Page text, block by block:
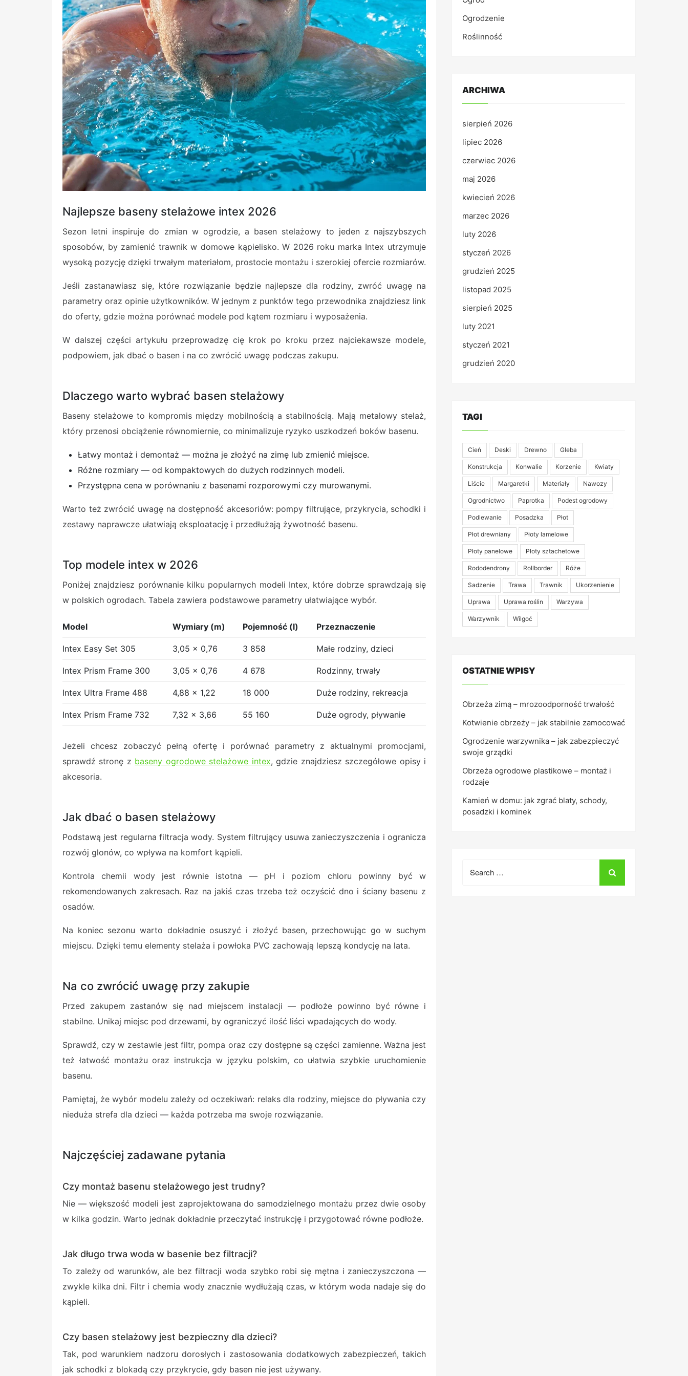
Najlepsze baseny stelażowe intex 2026
Sezon letni inspiruje do zmian w ogrodzie, a basen stelażowy to jeden z najszybszych
sposobów, by zamienić trawnik w domowe kąpielisko. W 2026 roku marka Intex utrzymuje
wysoką pozycję dzięki trwałym materiałom, prostocie montażu i szerokiej ofercie rozmiarów.
Jeśli zastanawiasz się, które rozwiązanie będzie najlepsze dla rodziny, zwróć uwagę na
parametry oraz opinie użytkowników. W jednym z punktów tego przewodnika znajdziesz link
do oferty, gdzie można porównać modele pod kątem rozmiaru i wyposażenia.
W dalszej części artykułu przeprowadzę cię krok po kroku przez najciekawsze modele,
podpowiem, jak dbać o basen i na co zwrócić uwagę podczas zakupu.
Dlaczego warto wybrać basen stelażowy
Baseny stelażowe to kompromis między mobilnością a stabilnością. Mają metalowy stelaż,
który przenosi obciążenie równomiernie, co minimalizuje ryzyko uszkodzeń boków basenu.
Łatwy montaż i demontaż — można je złożyć na zimę lub zmienić miejsce.
Różne rozmiary — od kompaktowych do dużych rodzinnych modeli.
Przystępna cena w porównaniu z basenami rozporowymi czy murowanymi.
Warto też zwrócić uwagę na dostępność akcesoriów: pompy filtrujące, przykrycia, schodki i
zestawy naprawcze ułatwiają eksploatację i przedłużają żywotność basenu.
Top modele intex w 2026
Poniżej znajdziesz porównanie kilku popularnych modeli Intex, które dobrze sprawdzają się
w polskich ogrodach. Tabela zawiera podstawowe parametry ułatwiające wybór.
Model Wymiary (m) Pojemność (l) Przeznaczenie
Intex Easy Set 305 3,05 x 0,76 3 858 Małe rodziny, dzieci
Intex Prism Frame 300 3,05 x 0,76 4 678 Rodzinny, trwały
Intex Ultra Frame 488 4,88 x 1,22 18 000 Duże rodziny, rekreacja
Intex Prism Frame 732 7,32 x 3,66 55 160 Duże ogrody, pływanie
Jeżeli chcesz zobaczyć pełną ofertę i porównać parametry z aktualnymi promocjami,
sprawdź stronę z baseny ogrodowe stelażowe intex, gdzie znajdziesz szczegółowe opisy i
akcesoria.
Jak dbać o basen stelażowy
Podstawą jest regularna filtracja wody. System filtrujący usuwa zanieczyszczenia i ogranicza
rozwój glonów, co wpływa na komfort kąpieli.
Kontrola chemii wody jest równie istotna — pH i poziom chloru powinny być w
rekomendowanych zakresach. Raz na jakiś czas trzeba też oczyścić dno i ściany basenu z
osadów.
Na koniec sezonu warto dokładnie osuszyć i złożyć basen, przechowując go w suchym
miejscu. Dzięki temu elementy stelaża i powłoka PVC zachowają lepszą kondycję na lata.
Na co zwrócić uwagę przy zakupie
Przed zakupem zastanów się nad miejscem instalacji — podłoże powinno być równe i
stabilne. Unikaj miejsc pod drzewami, by ograniczyć ilość liści wpadających do wody.
Sprawdź, czy w zestawie jest filtr, pompa oraz czy dostępne są części zamienne. Ważna jest
też łatwość montażu oraz instrukcja w języku polskim, co ułatwia szybkie uruchomienie
basenu.
Pamiętaj, że wybór modelu zależy od oczekiwań: relaks dla rodziny, miejsce do pływania czy
nieduża strefa dla dzieci — każda potrzeba ma swoje rozwiązanie.
Najczęściej zadawane pytania
Czy montaż basenu stelażowego jest trudny?
Nie — większość modeli jest zaprojektowana do samodzielnego montażu przez dwie osoby
w kilka godzin. Warto jednak dokładnie przeczytać instrukcję i przygotować równe podłoże.
Jak długo trwa woda w basenie bez filtracji?
To zależy od warunków, ale bez filtracji woda szybko robi się mętna i zanieczyszczona —
zwykle kilka dni. Filtr i chemia wody znacznie wydłużają czas, w którym woda nadaje się do
kąpieli.
Czy basen stelażowy jest bezpieczny dla dzieci?
Tak, pod warunkiem nadzoru dorosłych i zastosowania dodatkowych zabezpieczeń, takich
jak schodki z blokadą czy przykrycie, gdy basen nie jest używany.
Ogrodzenie
Roślinność
ARCHIWA
sierpień 2026
lipiec 2026
czerwiec 2026
maj 2026
kwiecień 2026
marzec 2026
luty 2026
styczeń 2026
grudzień 2025
listopad 2025
sierpień 2025
luty 2021
styczeń 2021
grudzień 2020
TAGI
Cień Deski Drewno Gleba
Konstrukcja Konwalie Korzenie Kwiaty
Liście Margaretki Materiały Nawozy
Ogrodnictwo Paprotka Podest ogrodowy
Podlewanie Posadzka Płot
Płot drewniany Płoty lamelowe
Płoty panelowe Płoty sztachetowe
Rododendrony Rollborder Róże
Sadzenie Trawa Trawnik Ukorzenienie
Uprawa Uprawa roślin Warzywa
Warzywnik Wilgoć
OSTATNIE WPISY
Obrzeża zimą – mrozoodporność trwałość
Kotwienie obrzeży – jak stabilnie zamocować
Ogrodzenie warzywnika – jak zabezpieczyć
swoje grządki
Obrzeża ogrodowe plastikowe – montaż i
rodzaje
Kamień w domu: jak zgrać blaty, schody,
posadzki i kominek
for: